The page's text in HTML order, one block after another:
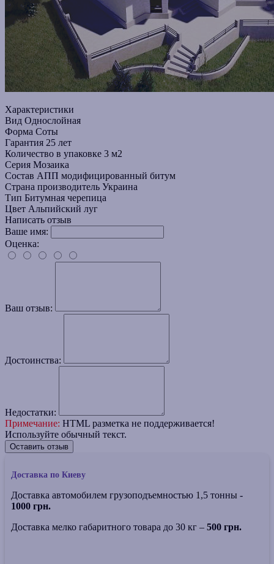
Характеристики
Вид Однослойная
Форма Соты
Гарантия 25 лет
Количество в упаковке 3 м2
Серия Мозаика
Состав АПП модифицированный битум
Страна производитель Украина
Тип Битумная черепица
Цвет Альпийский луг
Написать отзыв
Ваше имя:
Оценка:
Ваш отзыв:
Достоинства:
Недостатки:
Примечание: HTML разметка не поддерживается!
Используйте обычный текст.
Оставить отзыв
Доставка по Киеву
Доставка автомобилем грузоподъемностью 1,5 тонны -
1000 грн.
Доставка мелко габаритного товара до 30 кг – 500 грн.